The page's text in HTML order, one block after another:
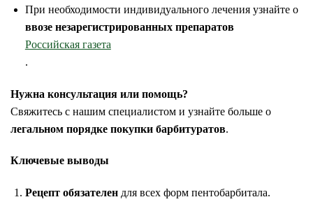
При необходимости индивидуального лечения узнайте о
ввозе незарегистрированных препаратов
Российская газета
.
Нужна консультация или помощь?
Свяжитесь с нашим специалистом и узнайте больше о
легальном порядке покупки барбитуратов.
Ключевые выводы
Рецепт обязателендля всех форм пентобарбитала.